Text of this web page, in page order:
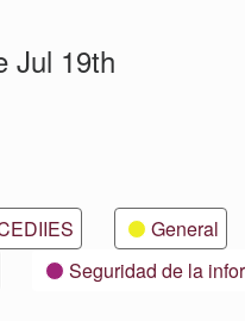
Jul 19th
General
Seguridad de la